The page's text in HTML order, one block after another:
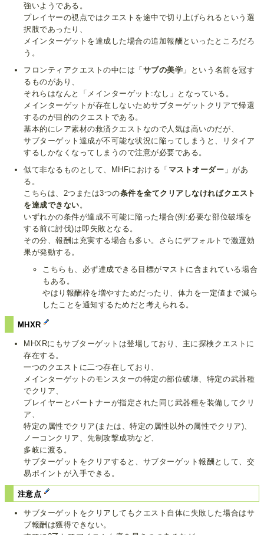
強いようである。
プレイヤーの視点ではクエストを途中で切り上げられるという選
択肢であったり、
メインターゲットを達成した場合の追加報酬といったところだろ
う。
フロンティアクエストの中には「 サブの美学 」という名前を冠す
るものがあり、
それらはなんと「メインターゲット:なし」となっている。
メインターゲットが存在しないためサブターゲットクリアで帰還
するのが目的のクエストである。
基本的にレア素材の救済クエストなので人気は高いのだが、
サブターゲット達成が不可能な状況に陥ってしまうと、リタイア
するしかなくなってしまうので注意が必要である。
似て非なるものとして、MHFにおける「 マストオーダー 」があ
る。
こちらは、2つまたは3つの条件を全てクリアしなければクエスト
を達成できない。
いずれかの条件が達成不可能に陥った場合(例:必要な部位破壊を
する前に討伐)は即失敗となる。
その分、報酬は充実する場合も多い。さらにデフォルトで激運効
果が発動する。
こちらも、必ず達成できる目標がマストに含まれている場合
もある。
やはり報酬枠を増やすためだったり、体力を一定値まで減ら
したことを通知するためだと考えられる。
MHXR
MHXRにもサブターゲットは登場しており、主に探検クエストに
存在する。
一つのクエストに二つ存在しており、
メインターゲットのモンスターの特定の部位破壊、特定の武器種
でクリア、
プレイヤーとパートナーが指定された同じ武器種を装備してクリ
ア、
特定の属性でクリア(または、特定の属性以外の属性でクリア)、
ノーコンクリア、先制攻撃成功など、
多岐に渡る。
サブターゲットをクリアすると、サブターゲット報酬として、交
易ポイントが入手できる。
注意点
サブターゲットをクリアしてもクエスト自体に失敗した場合はサ
ブ報酬は獲得できない。